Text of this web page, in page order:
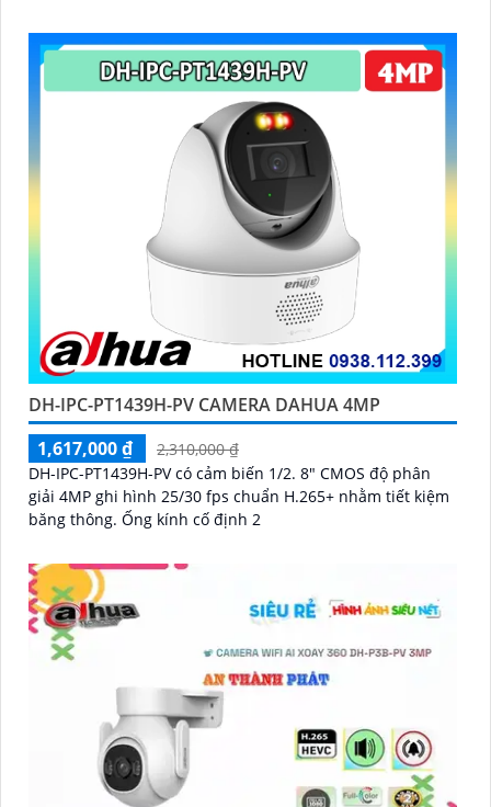
DH-IPC-PT1439H-PV CAMERA DAHUA 4MP
1,617,000 ₫
2,310,000 ₫
DH-IPC-PT1439H-PV có cảm biến 1/2. 8″ CMOS độ phân
giải 4MP ghi hình 25/30 fps chuẩn H.265+ nhằm tiết kiệm
băng thông. Ống kính cố định 2